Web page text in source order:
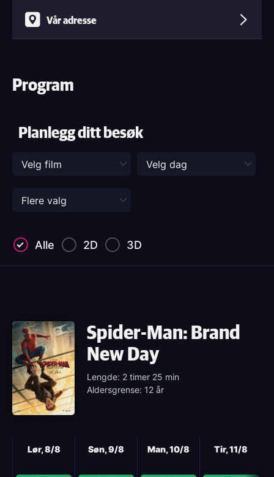
Vår adresse
Program
Planlegg ditt besøk
Alle 2D 3D
Spider-Man: Brand
New Day
Lengde: 2 timer 25 min
Aldersgrense: 12 år
Lør, 8/8 Søn, 9/8 Man, 10/8 Tir, 11/8